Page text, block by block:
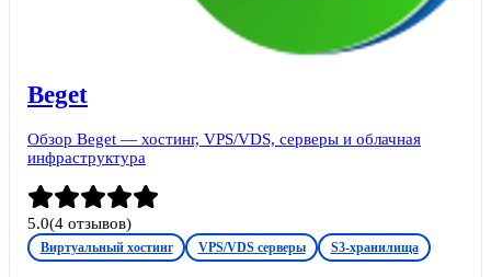
Beget
Обзор Beget — хостинг, VPS/VDS, серверы и облачная
инфраструктура
5.0(4 отзывов)
Виртуальный хостинг VPS/VDS серверы S3-хранилища